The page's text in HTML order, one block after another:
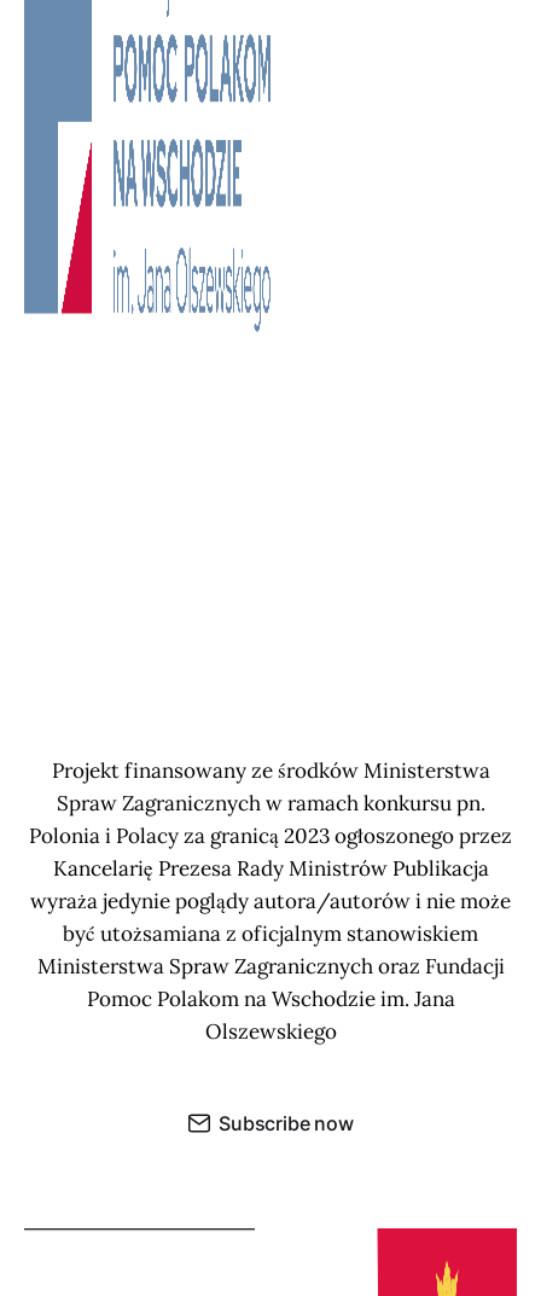
Projekt finansowany ze środków Ministerstwa
Spraw Zagranicznych w ramach konkursu pn.
Polonia i Polacy za granicą 2023 ogłoszonego przez
Kancelarię Prezesa Rady Ministrów Publikacja
wyraża jedynie poglądy autora/autorów i nie może
być utożsamiana z oficjalnym stanowiskiem
Ministerstwa Spraw Zagranicznych oraz Fundacji
Pomoc Polakom na Wschodzie im. Jana
Olszewskiego
Subscribe now